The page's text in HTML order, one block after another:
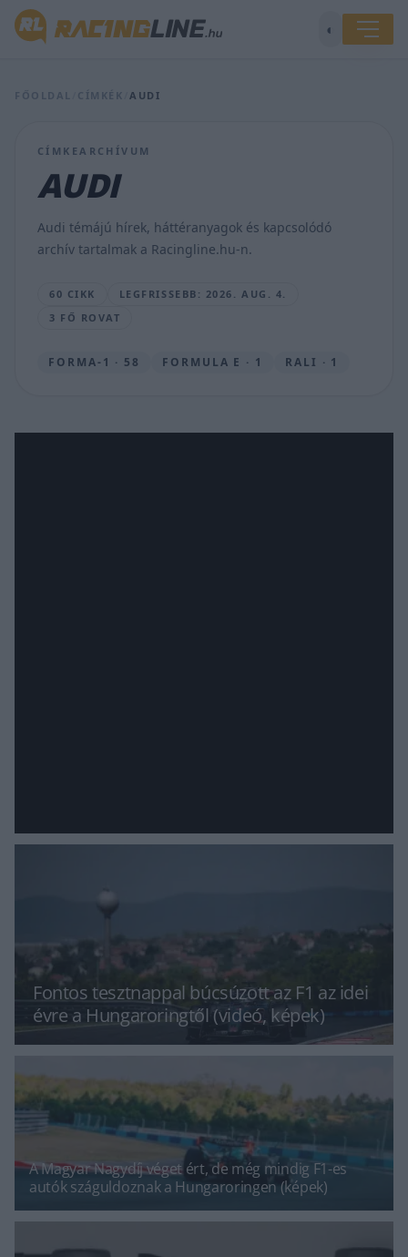
◐
FŐOLDAL CÍMKÉK /AUDI
CÍMKEARCHÍVUM
AUDI
Audi témájú hírek, háttéranyagok és kapcsolódó
archív tartalmak a Racingline.hu-n.
60 CIKK
LEGFRISSEBB: 2026. AUG. 4.
3 FŐ ROVAT
FORMA-1 · 58 FORMULA E · 1 RALI · 1
es
csapatban
köthet
George
Russell
2026.
Fontos tesztnappal búcsúzott az F1 az idei
évre a Hungaroringtől (videó, képek)
A Magyar Nagydíj véget ért, de még mindig F1-es
autók száguldoznak a Hungaroringen (képek)